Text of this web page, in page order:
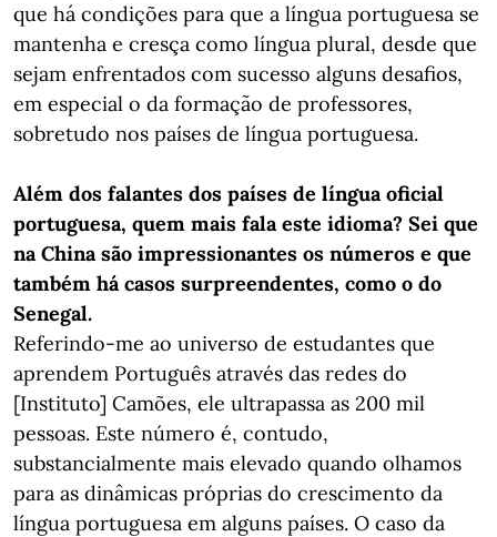
que há condições para que a língua portuguesa se
mantenha e cresça como língua plural, desde que
sejam enfrentados com sucesso alguns desafios,
em especial o da formação de professores,
sobretudo nos países de língua portuguesa.
Além dos falantes dos países de língua oficial
portuguesa, quem mais fala este idioma? Sei que
na China são impressionantes os números e que
também há casos surpreendentes, como o do
Senegal.
Referindo-me ao universo de estudantes que
aprendem Português através das redes do
[Instituto] Camões, ele ultrapassa as 200 mil
pessoas. Este número é, contudo,
substancialmente mais elevado quando olhamos
para as dinâmicas próprias do crescimento da
língua portuguesa em alguns países. O caso da